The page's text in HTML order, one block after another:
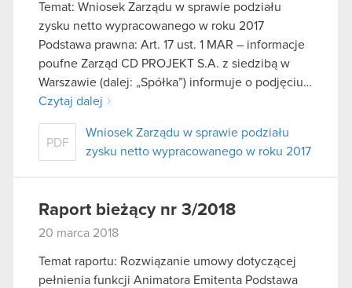
Temat: Wniosek Zarządu w sprawie podziału
zysku netto wypracowanego w roku 2017
Podstawa prawna: Art. 17 ust. 1 MAR – informacje
poufne Zarząd CD PROJEKT S.A. z siedzibą w
Warszawie (dalej: „Spółka”) informuje o podjęciu…
Czytaj dalej
PDF
Wniosek Zarządu w sprawie podziału
zysku netto wypracowanego w roku 2017
Raport bieżący nr 3/2018
20 marca 2018
Temat raportu: Rozwiązanie umowy dotyczącej
pełnienia funkcji Animatora Emitenta Podstawa